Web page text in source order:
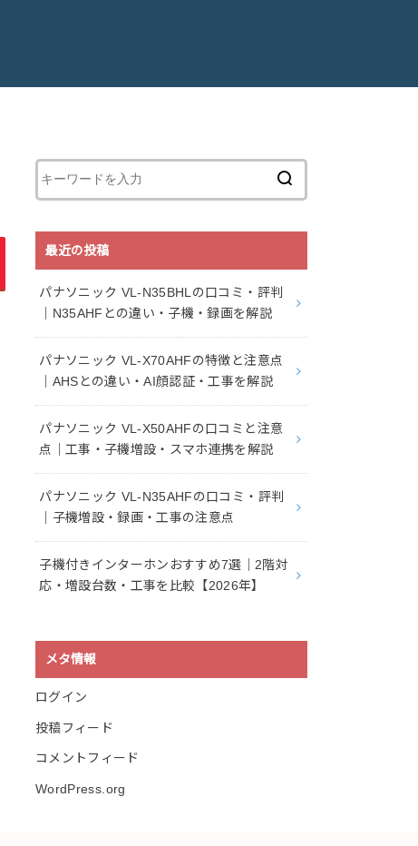
最近の投稿
パナソニック VL-N35BHLの口コミ・評判
｜N35AHFとの違い・子機・録画を解説
パナソニック VL-X70AHFの特徴と注意点
｜AHSとの違い・AI顔認証・工事を解説
パナソニック VL-X50AHFの口コミと注意
点｜工事・子機増設・スマホ連携を解説
パナソニック VL-N35AHFの口コミ・評判
｜子機増設・録画・工事の注意点
子機付きインターホンおすすめ7選｜2階対
応・増設台数・工事を比較【2026年】
メタ情報
ログイン
投稿フィード
コメントフィード
WordPress.org